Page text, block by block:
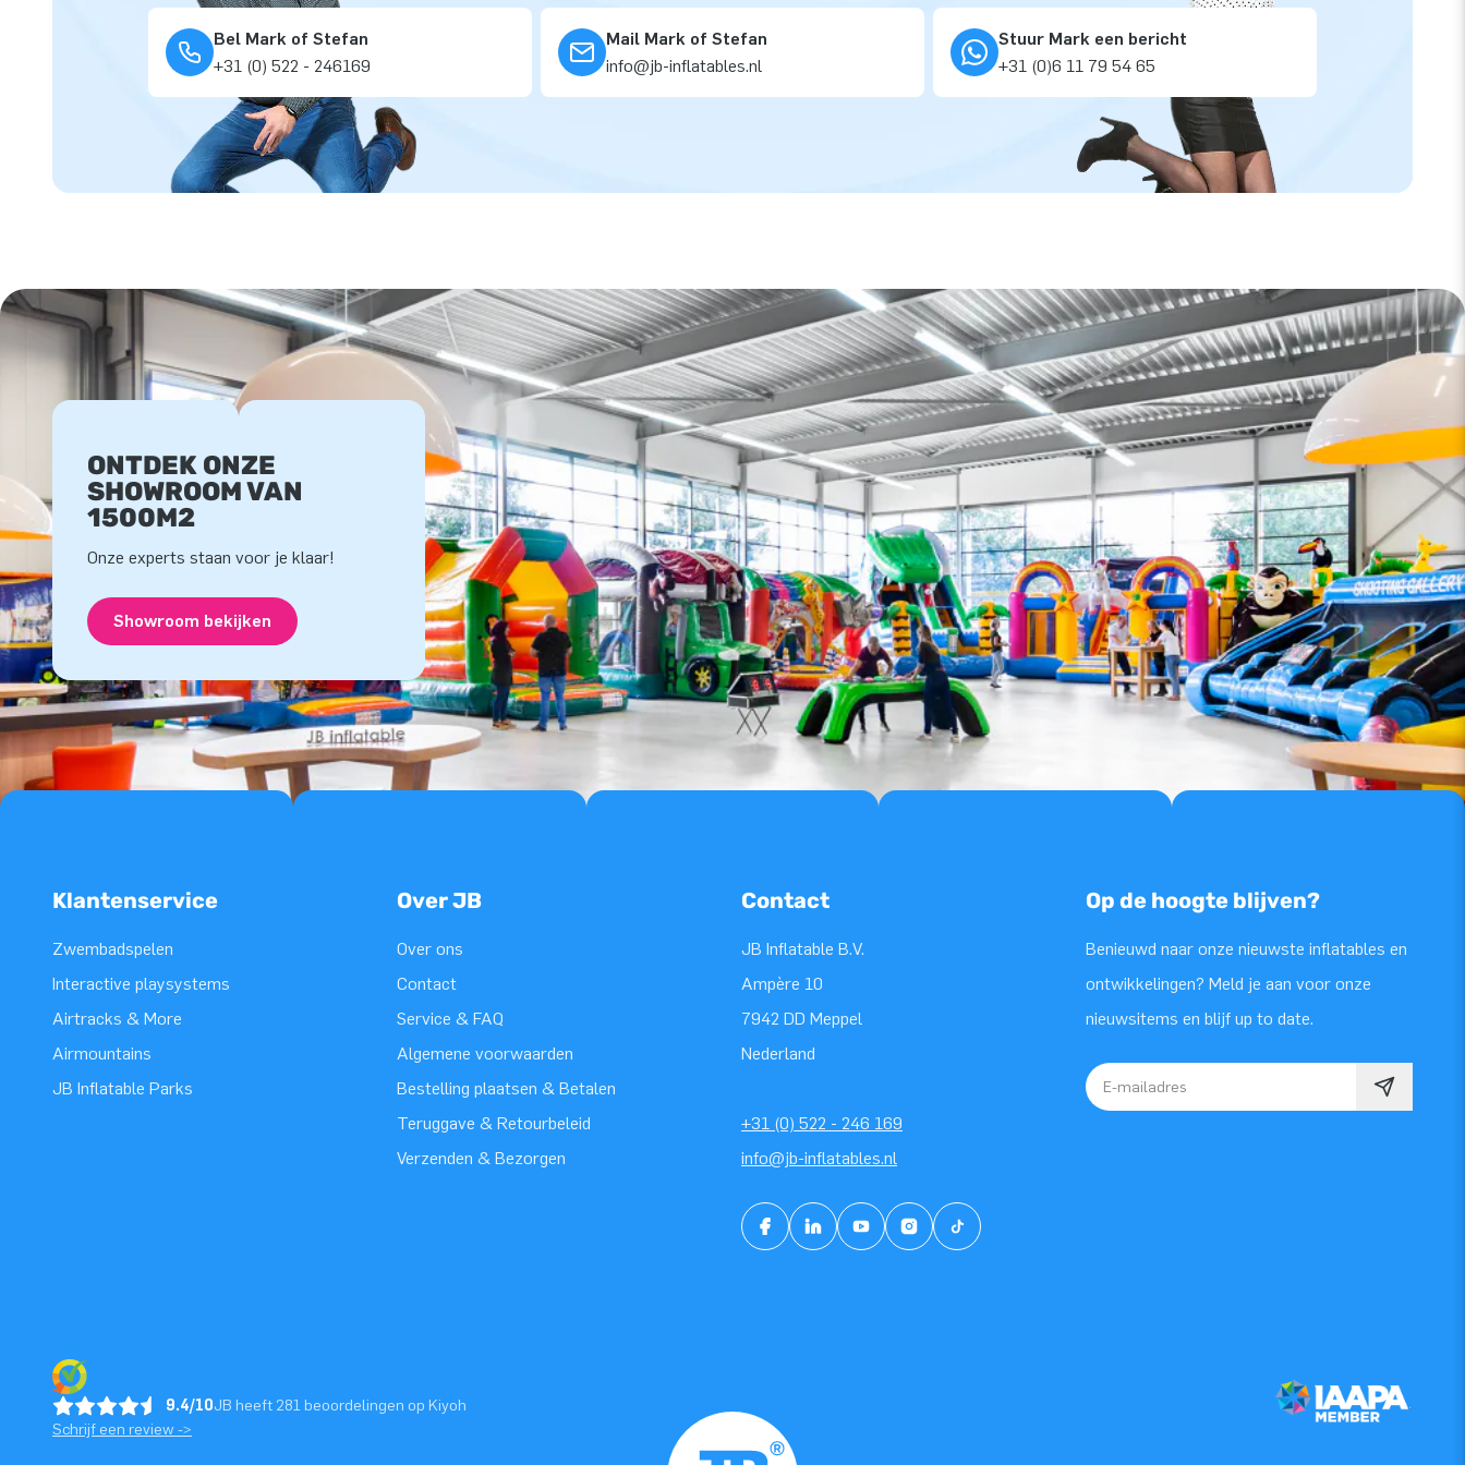
Bel Mark of Stefan
+31 (0) 522 - 246169
Mail Mark of Stefan
info@jb-inflatables.nl
Stuur Mark een bericht
+31 (0)6 11 79 54 65
ONTDEK ONZE
SHOWROOM VAN
1500M2
Onze experts staan voor je klaar!
Showroom bekijken
Klantenservice
Zwembadspelen
Interactive playsystems
Airtracks & More
Airmountains
JB Inflatable Parks
Over JB
Over ons
Contact
Service & FAQ
Algemene voorwaarden
Bestelling plaatsen & Betalen
Teruggave & Retourbeleid
Verzenden & Bezorgen
Contact
JB Inflatable B.V.
Ampère 10
7942 DD Meppel
Nederland
+31 (0) 522 - 246 169
info@jb-inflatables.nl
Op de hoogte blijven?
Benieuwd naar onze nieuwste inflatables en
ontwikkelingen? Meld je aan voor onze
nieuwsitems en blijf up to date.
E-mailadres
9.4/10JB heeft 281 beoordelingen op Kiyoh
Schrijf een review ->